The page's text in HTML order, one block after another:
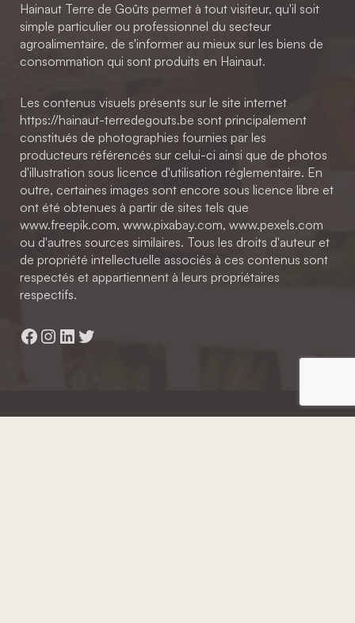
Hainaut Terre de Goûts permet à tout visiteur, qu'il soit
simple particulier ou professionnel du secteur
agroalimentaire, de s'informer au mieux sur les biens de
consommation qui sont produits en Hainaut.
Les contenus visuels présents sur le site internet
https://hainaut-terredegouts.be sont principalement
constitués de photographies fournies par les
producteurs référencés sur celui-ci ainsi que de photos
d'illustration sous licence d'utilisation réglementaire. En
outre, certaines images sont encore sous licence libre et
ont été obtenues à partir de sites tels que
www.freepik.com, www.pixabay.com, www.pexels.com
ou d'autres sources similaires. Tous les droits d'auteur et
de propriété intellectuelle associés à ces contenus sont
respectés et appartiennent à leurs propriétaires
respectifs.
Facebook
Instagram
LinkedIn
Twitter